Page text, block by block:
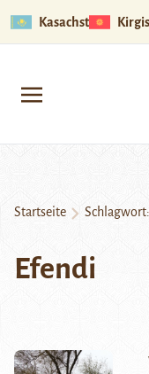
Kasachstan
Startseite Schlagwort:
Efendi